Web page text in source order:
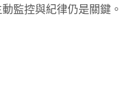
監控與紀律仍是關鍵。